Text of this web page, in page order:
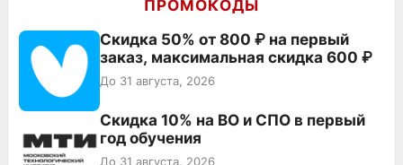
ПРОМОКОДЫ
Скидка 50% от 800 ₽ на первый
заказ, максимальная скидка 600 ₽
До 31 августа, 2026
Скидка 10% на ВО и СПО в первый
год обучения
До 31 августа, 2026